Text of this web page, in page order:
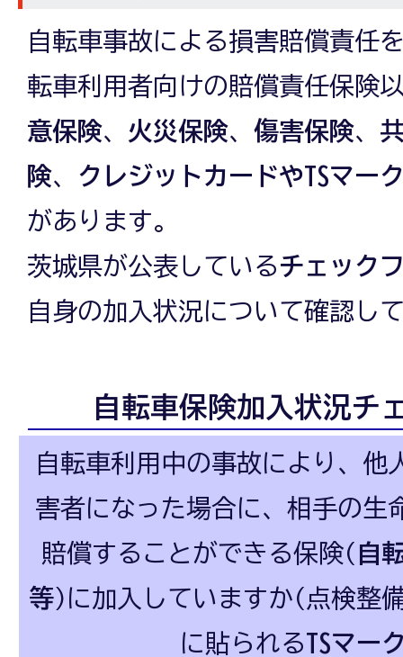
自転車事故による損害賠償責任
転車利用者向けの賠償責任保険
意保険、 火災保険、 傷害保険、
険、 クレジットカードやTSマー
があります。
茨城県が公表しているチェック
自身の加入状況について確認し
自転車保険加入状況チ
自転車利用中の事故により、他
害者になった場合に、相手の生
賠償することができる保険( 自
等)に加入していますか(点検整
に貼られるTSマー